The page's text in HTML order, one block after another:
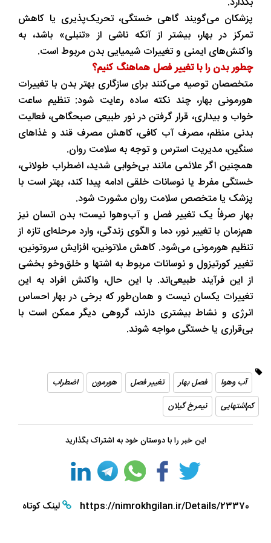
پزشکان می‌گویند گاهی خستگی، تحریک‌پذیری یا کاهش
تمرکز در بهار، بیشتر از آنکه ناشی از «تنبلی» باشد، به
واکنش‌های ایمنی و تغییرات شیمیایی بدن مربوط است.
چطور بدن را با تغییر فصل هماهنگ کنیم؟
متخصصان توصیه می‌کنند برای سازگاری بهتر بدن با تغییرات
هورمونی بهار، چند نکته ساده رعایت شود: تنظیم ساعت
خواب و بیداری، قرار گرفتن در نور طبیعی صبحگاهی، فعالیت
بدنی منظم، مصرف آب کافی، کاهش مصرف قند و غذاهای
سنگین، مدیریت استرس و توجه به سلامت روان.
همچنین اگر علائمی مانند بی‌خوابی شدید، اضطراب طولانی،
خستگی مفرط یا نوسانات خلقی ادامه پیدا کند، بهتر است با
پزشک یا متخصص سلامت روان مشورت شود.
بهار صرفاً یک تغییر فصل و آب‌وهوا نیست؛ بدن انسان نیز
هم‌زمان با تغییر نور، دما و الگوی زندگی، وارد مرحله‌ای تازه از
تنظیم هورمونی می‌شود. کاهش ملاتونین، افزایش سروتونین،
تغییر کورتیزول و نوسانات مربوط به اشتها و خلق‌وخو بخشی
از این فرآیند طبیعی‌اند. با این حال، واکنش افراد به این
تغییرات یکسان نیست و همان‌طور که برخی در بهار احساس
انرژی و نشاط بیشتری دارند، گروهی دیگر ممکن است با
بی‌قراری یا خستگی مواجه شوند.
آب‌ وهوا فصل بهار تغییر فصل هورمون‌
اضطراب
کم‌اشتهایی
نیمرخ گیلان
این خبر را با دوستان خود به اشتراک بگذارید
https://nimrokhgilan.ir/Details/23370 لینک کوتاه